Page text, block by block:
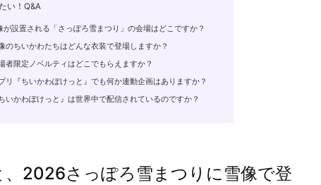
い！Q&A
が設置される「さっぽろ雪まつり」の会場はどこですか？
のちいかわたちはどんな衣装で登場しますか？
者限定ノベルティはどこでもらえますか？
リ『ちいかわぽけっと』でも何か連動企画はありますか？
いかわぽけっと』は世界中で配信されているのですか？
、2026さっぽろ雪まつりに雪像で登